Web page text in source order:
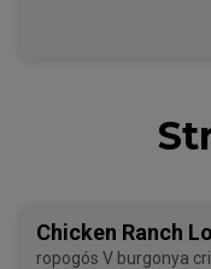
Chicken Ranch
ropogós V burgonya